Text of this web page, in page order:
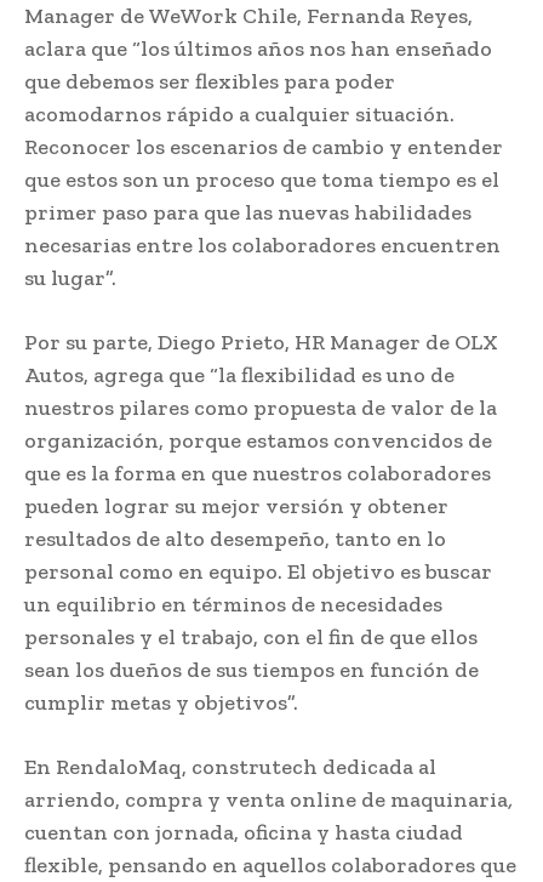
Manager de WeWork Chile, Fernanda Reyes,
aclara que “los últimos años nos han enseñado
que debemos ser flexibles para poder
acomodarnos rápido a cualquier situación.
Reconocer los escenarios de cambio y entender
que estos son un proceso que toma tiempo es el
primer paso para que las nuevas habilidades
necesarias entre los colaboradores encuentren
su lugar”.
Por su parte, Diego Prieto, HR Manager de OLX
Autos, agrega que “la flexibilidad es uno de
nuestros pilares como propuesta de valor de la
organización, porque estamos convencidos de
que es la forma en que nuestros colaboradores
pueden lograr su mejor versión y obtener
resultados de alto desempeño, tanto en lo
personal como en equipo. El objetivo es buscar
un equilibrio en términos de necesidades
personales y el trabajo, con el fin de que ellos
sean los dueños de sus tiempos en función de
cumplir metas y objetivos”.
En RendaloMaq, construtech dedicada al
arriendo, compra y venta online de maquinaria,
cuentan con jornada, oficina y hasta ciudad
flexible, pensando en aquellos colaboradores que